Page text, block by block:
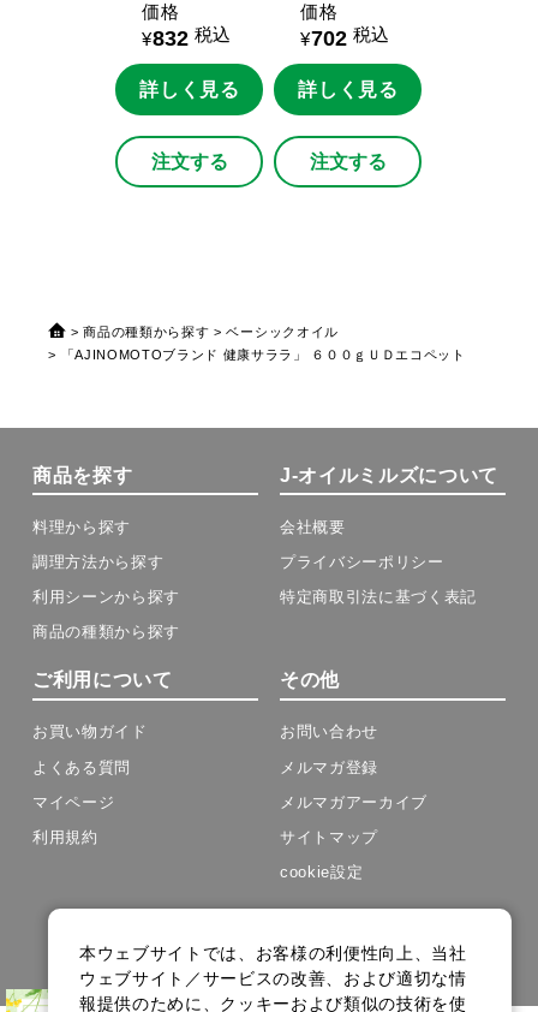
価格
¥832 税込
詳しく見る
注文する
価格
¥702 税込
詳しく見る
注文する
商品の種類から探す
ベーシックオイル
「AJINOMOTOブランド 健康サララ」 ６００ｇＵＤエコペット
商品を探す
料理から探す
調理方法から探す
利用シーンから探す
商品の種類から探す
J-オイルミルズについて
会社概要
プライバシーポリシー
特定商取引法に基づく表記
ご利用について
お買い物ガイド
よくある質問
マイページ
利用規約
その他
お問い合わせ
メルマガ登録
メルマガアーカイブ
サイトマップ
cookie設定
本ウェブサイトでは、お客様の利便性向上、当社
ウェブサイト／サービスの改善、および適切な情
報提供のために、クッキーおよび類似の技術を使